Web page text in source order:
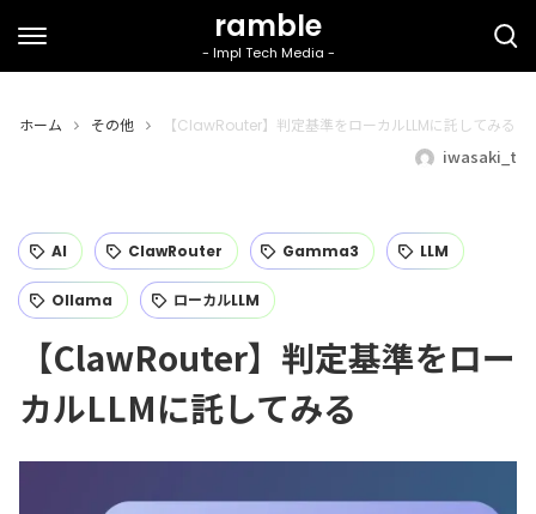
ホーム その他 【ClawRouter】判定基準をローカルLLMに託してみる
iwasaki_t
AI ClawRouter Gamma3 LLM
Ollama ローカルLLM
【ClawRouter】判定基準をロー
カルLLMに託してみる